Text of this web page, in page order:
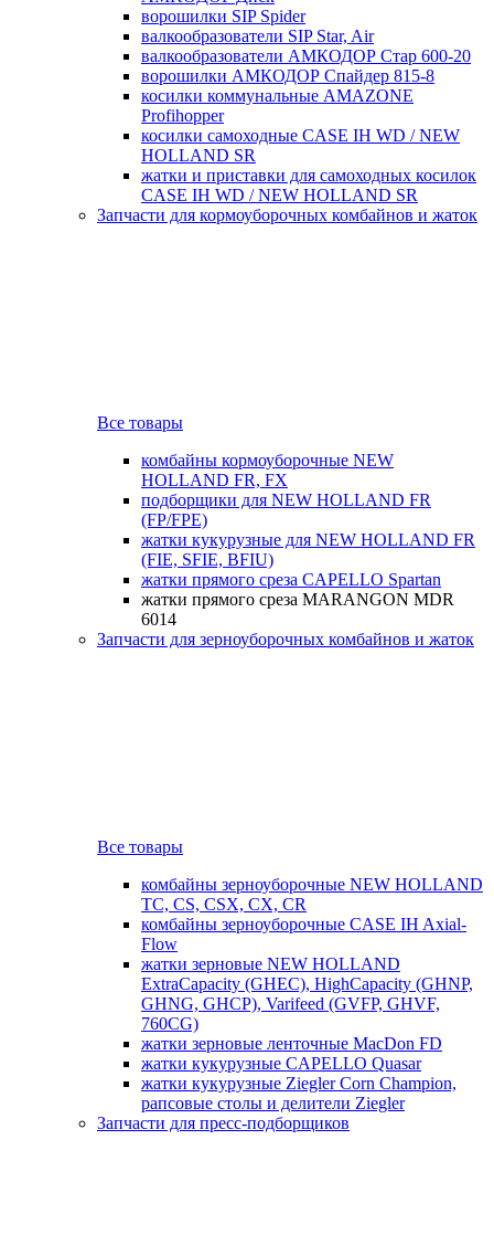
ворошилки SIP Spider
валкообразователи SIP Star, Air
валкообразователи АМКОДОР Стар 600-20
ворошилки АМКОДОР Спайдер 815-8
косилки коммунальные AMAZONE
Profihopper
косилки самоходные CASE IH WD / NEW
HOLLAND SR
жатки и приставки для самоходных косилок
CASE IH WD / NEW HOLLAND SR
Запчасти для кормоуборочных комбайнов и жаток
Все товары
комбайны кормоуборочные NEW
HOLLAND FR, FX
подборщики для NEW HOLLAND FR
(FP/FPE)
жатки кукурузные для NEW HOLLAND FR
(FIE, SFIE, BFIU)
жатки прямого среза CAPELLO Spartan
жатки прямого среза MARANGON MDR
6014
Запчасти для зерноуборочных комбайнов и жаток
Все товары
комбайны зерноуборочные NEW HOLLAND
TC, CS, CSX, CX, CR
комбайны зерноуборочные CASE IH Axial-
Flow
жатки зерновые NEW HOLLAND
ExtraCapacity (GHEC), HighCapacity (GHNP,
GHNG, GHCP), Varifeed (GVFP, GHVF,
760CG)
жатки зерновые ленточные MacDon FD
жатки кукурузные CAPELLO Quasar
жатки кукурузные Ziegler Corn Champion,
рапсовые столы и делители Ziegler
Запчасти для пресс-подборщиков